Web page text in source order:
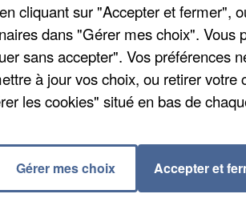
animaux domestiques, les «
dans le quartier de la
Germain-sur-Morin a quant à lui
Le serpent est long d'une
cliquant sur "Accepter et fermer",
dans "Gérer mes choix". Vous
sans accepter". Vos préférences
à jour vos choix, ou retirer votre
les cookies" situé en bas de
Gérer mes choix Accepter et